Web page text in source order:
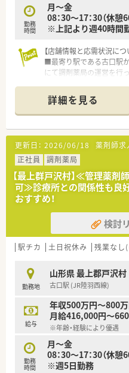
勤務
時間
月～金
08：30～17：30（休憩
※上記より週40時間
【店舗情報と応需状況につ
■最寄り駅である古口駅
にて調剤薬局の運営を行っ
ど応需しており在宅業務
■常勤の薬剤師1名と事
の健康をサポートする風
【募集背景と求める人物像
■今回は欠員補充のため
だける意欲的な方を歓迎し
■患者様とのコミュニケ
たいという熱意を持つ方
■調剤業務の経験をお持
でも意欲があればまずはご
【法人特徴について】
■山形県最上地区にて3店
行うなど地域包括ケアの
り地域住民の健康維持に
■他職種と緊密に連携し
宅へのスムーズな移行を
詳細を見る
更新日： 2026/06/18 薬剤師求
正社員
調剤薬局
【最上群戸沢村】≪管理薬
可≫診療所との関係性も良
おすすめ！
検討
駅チカ 土日祝休み 残業なし
勤務地
山形県 最上郡戸沢村
古口駅 (JR陸羽西線)
給与
年収500万円～800
月給416,000円～
※年齢・経験により優遇
勤務
時間
月～金
08：30～17：30（休憩
※週5日勤務